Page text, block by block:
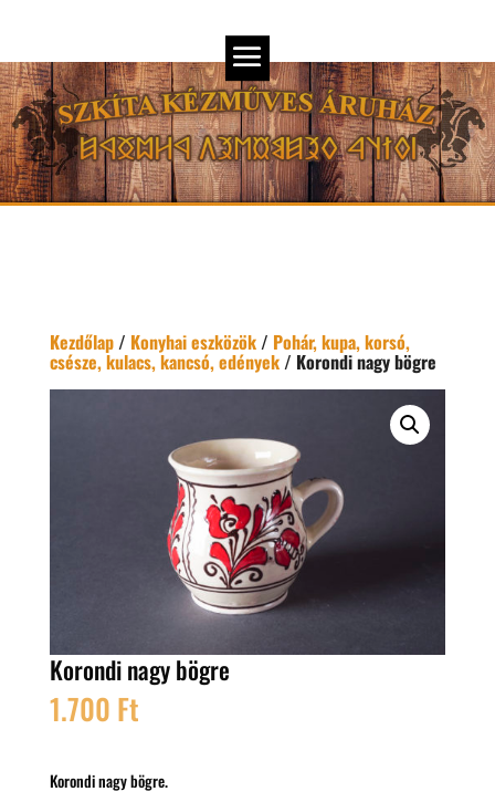
Kezdőlap/ Konyhai eszközök/ Pohár, kupa, korsó,
csésze, kulacs, kancsó, edények/ Korondi nagy bögre
Korondi nagy bögre
1.700 Ft
Korondi nagy bögre.